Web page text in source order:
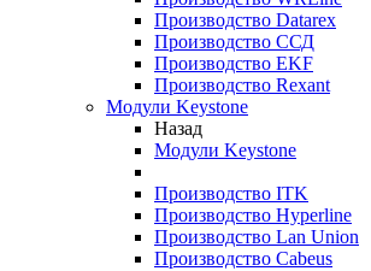
Производство Datarex
Производство ССД
Производство EKF
Производство Rexant
Модули Keystone
Назад
Модули Keystone
Производство ITK
Производство Hyperline
Производство Lan Union
Производство Cabeus